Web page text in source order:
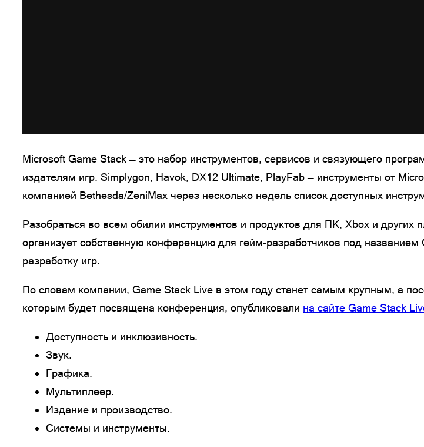
Microsoft Game Stack — это набор инструментов, сервисов и связующего
издателям игр. Simplygon, Havok, DX12 Ultimate, PlayFab — инструменты от
компанией Bethesda/ZeniMax через несколько недель список доступных
Разобраться во всем обилии инструментов и продуктов для ПК, Xbox и
организует собственную конференцию для гейм-разработчиков под
разработку игр.
По словам компании, Game Stack Live в этом году станет самым крупным, а
которым будет посвящена конференция, опубликовали на сайте Game Stack
Доступность и инклюзивность.
Звук.
Графика.
Мультиплеер.
Издание и производство.
Системы и инструменты.